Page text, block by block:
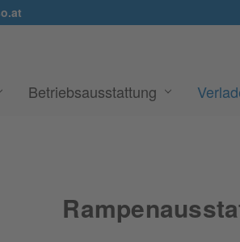
Betriebsausstattung